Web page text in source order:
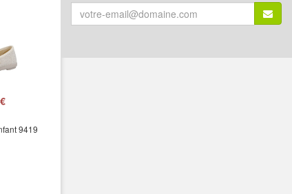
9419
Votre
email